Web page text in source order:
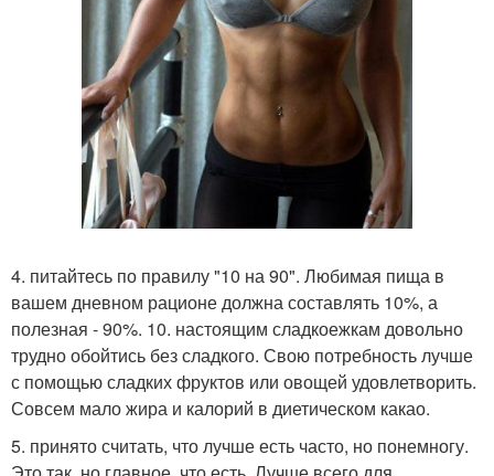
4. питайтесь по правилу "10 на 90". Любимая пища в
вашем дневном рационе должна составлять 10%, а
полезная - 90%. 10. настоящим сладкоежкам довольно
трудно обойтись без сладкого. Свою потребность лучше
с помощью сладких фруктов или овощей удовлетворить.
Совсем мало жира и калорий в диетическом какао.
5. принято считать, что лучше есть часто, но понемногу.